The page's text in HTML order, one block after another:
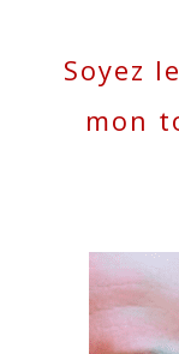
Soyez
mon